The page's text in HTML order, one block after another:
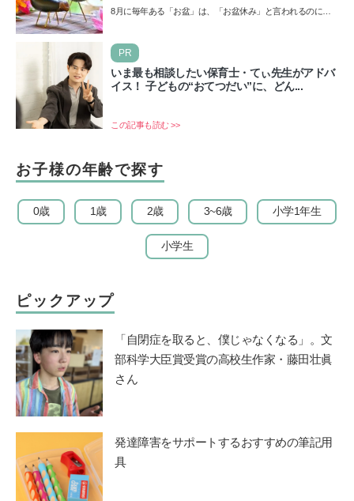
8月に毎年ある「お盆」は、「お盆休み」と言われるのに祝
PR
いま最も相談したい保育士・てぃ先生がアドバ
イス！ 子どもの“おてつだい”に、どん...
この記事も読む >>
お子様の年齢で探す
0歳 1歳 2歳 3~6歳 小学1年生
小学生
ピックアップ
「自閉症を取ると、僕じゃなくなる」。文
部科学大臣賞受賞の高校生作家・藤田壮眞
さん
発達障害をサポートするおすすめの筆記用
具